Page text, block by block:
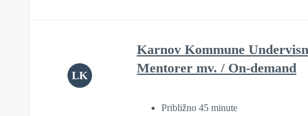
LK
Karnov Kommune
Mentorer mv. / On-demand
Približno 45 minute